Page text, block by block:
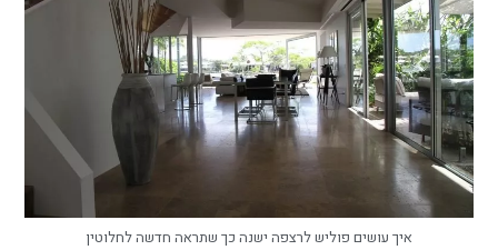
איך עושים פוליש לרצפה ישנה כך שתראה חדשה לחלוטין